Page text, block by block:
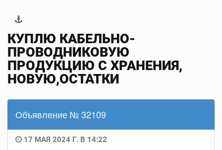
КУПЛЮ КАБЕЛЬНО-
ПРОВОДНИКОВУЮ
ПРОДУКЦИЮ С ХРАНЕНИЯ,
НОВУЮ,ОСТАТКИ
Объявление № 32109
17 МАЯ 2024 Г. В 14:22